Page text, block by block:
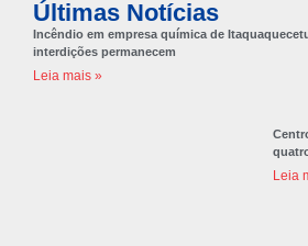
Últimas Notícias
Incêndio em empresa química de
interdições permanecem
Leia mais »
Leia